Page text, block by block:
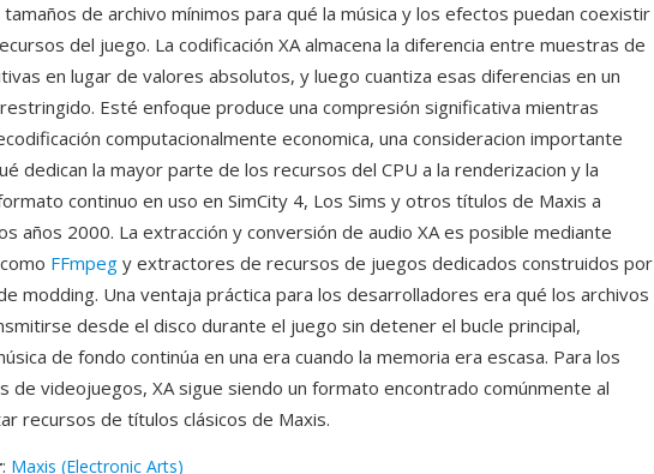
de archivo mínimos para qué la música y los efectos puedan coexistir
del juego. La codificación XA almacena la diferencia entre muestras de
en lugar de valores absolutos, y luego cuantiza esas diferencias en un
Esté enfoque produce una compresión significativa mientras
computacionalmente economica, una consideracion importante
dedican la mayor parte de los recursos del CPU a la renderizacion y la
continuo en uso en SimCity 4, Los Sims y otros títulos de Maxis a
años 2000. La extracción y conversión de audio XA es posible mediante
FFmpeg y extractores de recursos de juegos dedicados construidos por
modding. Una ventaja práctica para los desarrolladores era qué los archivos
desde el disco durante el juego sin detener el bucle principal,
de fondo continúa en una era cuando la memoria era escasa. Para los
de videojuegos, XA sigue siendo un formato encontrado comúnmente al
recursos de títulos clásicos de Maxis.
: Maxis (Electronic Arts)